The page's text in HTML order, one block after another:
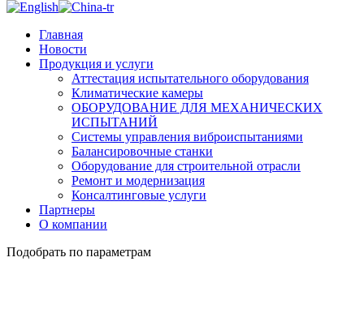
Главная
Новости
Продукция и услуги
Аттестация испытательного оборудования
Климатические камеры
ОБОРУДОВАНИЕ ДЛЯ МЕХАНИЧЕСКИХ
ИСПЫТАНИЙ
Системы управления виброиспытаниями
Балансировочные станки
Оборудование для строительной отрасли
Ремонт и модернизация
Консалтинговые услуги
Партнеры
О компании
Подобрать по параметрам